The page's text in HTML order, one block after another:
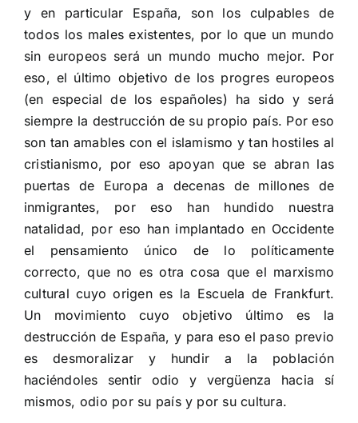
y en particular España, son los culpables de
todos los males existentes, por lo que un mundo
sin europeos será un mundo mucho mejor. Por
eso, el último objetivo de los progres europeos
(en especial de los españoles) ha sido y será
siempre la destrucción de su propio país. Por eso
son tan amables con el islamismo y tan hostiles al
cristianismo, por eso apoyan que se abran las
puertas de Europa a decenas de millones de
inmigrantes, por eso han hundido nuestra
natalidad, por eso han implantado en Occidente
el pensamiento único de lo políticamente
correcto, que no es otra cosa que el marxismo
cultural cuyo origen es la Escuela de Frankfurt.
Un movimiento cuyo objetivo último es la
destrucción de España, y para eso el paso previo
es desmoralizar y hundir a la población
haciéndoles sentir odio y vergüenza hacia sí
mismos, odio por su país y por su cultura.